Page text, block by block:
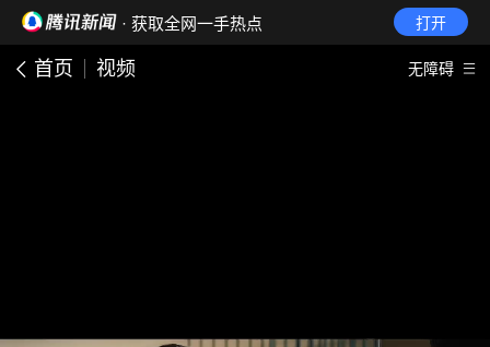
· 获取全网一手热点 打开
首页 视频 无障碍